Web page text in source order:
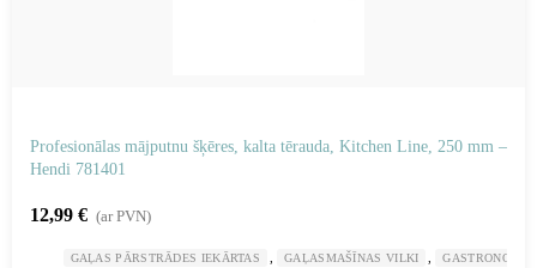
Profesionālas mājputnu šķēres, kalta tērauda, ​​Kitchen Line, 250 mm –
Hendi 781401
12,99 € (ar PVN)
GAĻAS PĀRSTRĀDES IEKĀRTAS GAĻASMAŠĪNAS VILKI